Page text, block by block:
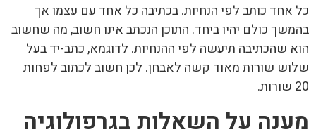
כל אחד כותב לפי הנחיות. בכתיבה כל אחד עם עצמו אך
בהמשך כולם יהיו ביחד. התוכן הנכתב אינו חשוב, מה שחשוב
הוא שהכתיבה תיעשה לפי ההנחיות. לדוגמא, כתב-יד בעל
שלוש שורות מאוד קשה לאבחן. לכן חשוב לכתוב לפחות
20 שורות.
מענה על השאלות בגרפולוגיה